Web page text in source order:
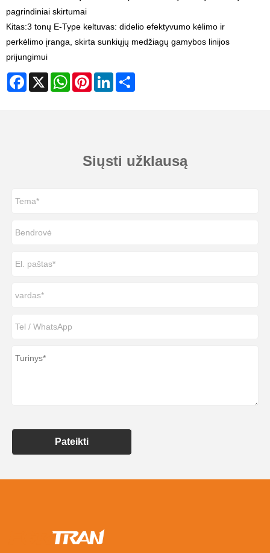
pagrindiniai skirtumai
Kitas:3 tonų E-Type keltuvas: didelio efektyvumo kėlimo ir
perkėlimo įranga, skirta sunkiųjų medžiagų gamybos linijos
prijungimui
Facebook
X WhatsAppPinterestLinkedIn
Siųsti užklausą
Pateikti